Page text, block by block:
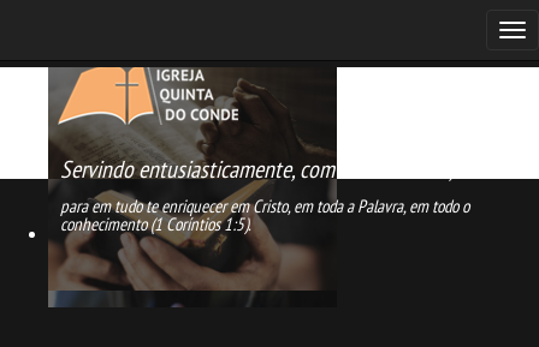
Servindo entusiasticamente,com amor e temor,
para em tudo te enriquecer em Cristo, em toda a Palavra, em todo o
conhecimento (1 Coríntios 1:5).